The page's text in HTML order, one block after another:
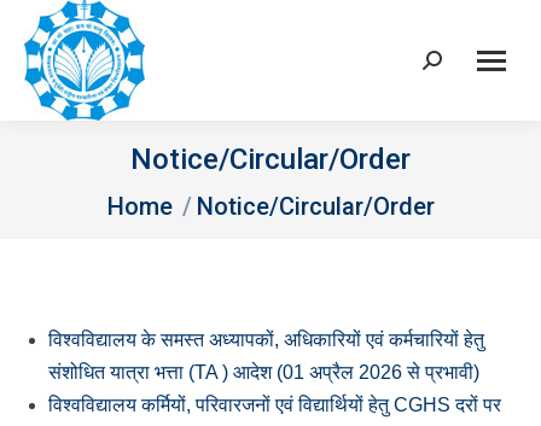
Search:
Notice/Circular/Order
You are here:
Home Notice/Circular/Order
विश्वविद्यालय के समस्त अध्यापकों, अधिकारियों एवं कर्मचारियों हेतु
संशोधित यात्रा भत्ता (TA ) आदेश (01 अप्रैल 2026 से प्रभावी)
विश्वविद्यालय कर्मियों, परिवारजनों एवं विद्यार्थियों हेतु CGHS दरों पर